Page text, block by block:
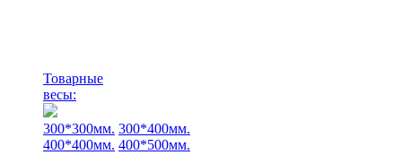
Товарные
весы:
300*300мм. 300*400мм.
400*400мм. 400*500мм.